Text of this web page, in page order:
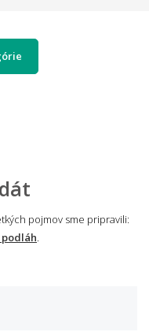
pojmov sme pripravili: